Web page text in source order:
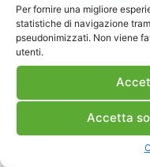
Per fornire una migliore
statistiche di navigazione
pseudonimizzati. Non viene
utenti.
Accetta
elettriche, inclusi gli
interesse per futuri
riduzione dei prezzi
Partecipare alla
delle linee guida
Direttive Europee e
Supportare
per il sistema
per l’Energia